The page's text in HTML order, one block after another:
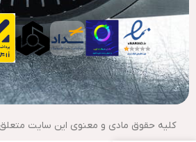
کلیه حقوق مادی و معنوی این سایت